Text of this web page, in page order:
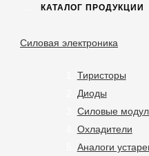
КАТАЛОГ ПРОДУКЦИИ
Силовая электроника
Тиристоры
Диоды
Силовые
Охладители
Аналоги